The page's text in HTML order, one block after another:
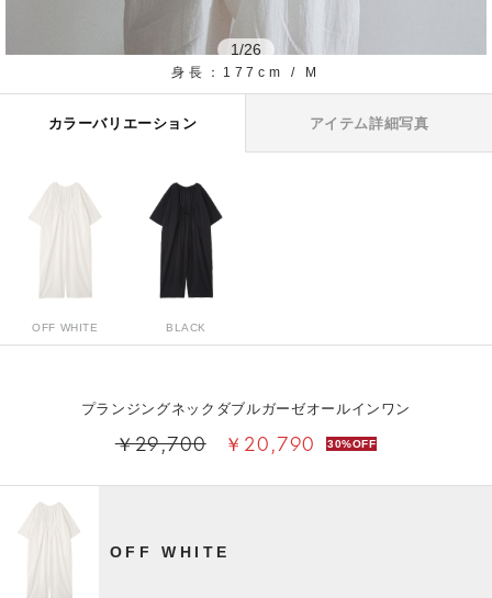
1/26
身長：177cm / M
カラーバリエーション アイテム詳細写真
OFF WHITE BLACK
プランジングネックダブルガーゼオールインワン
￥29,700 ￥20,790 30%OFF
OFF WHITE